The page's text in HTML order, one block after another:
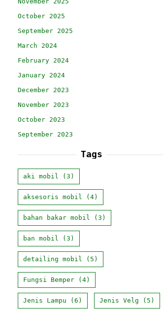
October 2025
September 2025
March 2024
February 2024
January 2024
December 2023
November 2023
October 2023
September 2023
Tags
aki mobil (3)
aksesoris mobil (4)
bahan bakar mobil (3)
ban mobil (3)
detailing mobil (5)
Fungsi Bemper (4)
Jenis Lampu (6) Jenis Velg (5)